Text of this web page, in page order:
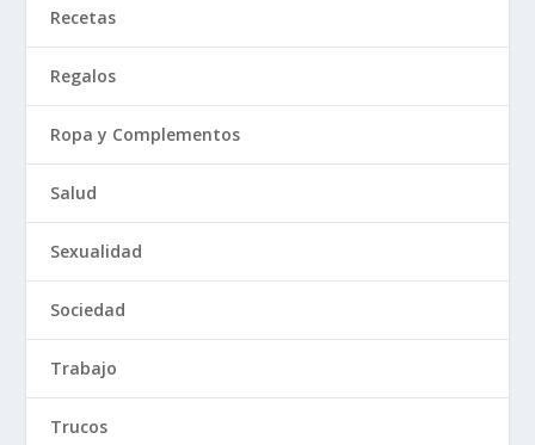
Recetas
Regalos
Ropa y Complementos
Salud
Sexualidad
Sociedad
Trabajo
Trucos